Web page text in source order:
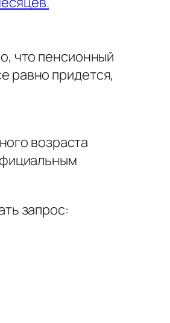
что пенсионный
равно придется,
возраста
запрос: